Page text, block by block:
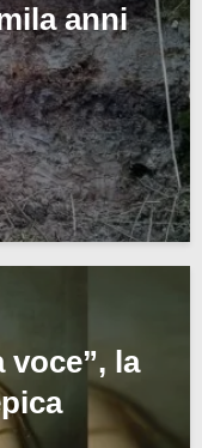
anni
voce”, la